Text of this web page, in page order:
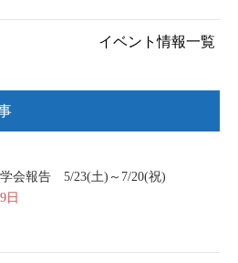
イベント情報一覧
会報告 5/23(土)～7/20(祝)
日